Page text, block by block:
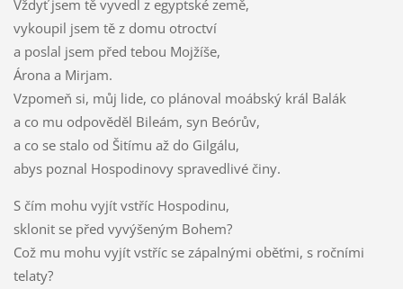
Vždyť jsem tě vyvedl z egyptské země,
vykoupil jsem tě z domu otroctví
a poslal jsem před tebou Mojžíše,
Árona a Mirjam.
Vzpomeň si, můj lide, co plánoval moábský král Balák
a co mu odpověděl Bileám, syn Beórův,
a co se stalo od Šitímu až do Gilgálu,
abys poznal Hospodinovy spravedlivé činy.
S čím mohu vyjít vstříc Hospodinu,
sklonit se před vyvýšeným Bohem?
Což mu mohu vyjít vstříc se zápalnými oběťmi, s ročními
telaty?